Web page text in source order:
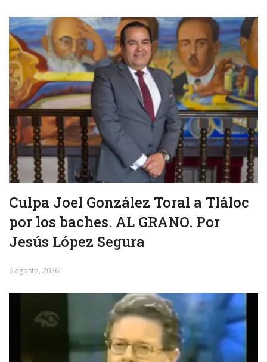
Culpa Joel González Toral a Tláloc
por los baches. AL GRANO. Por
Jesús López Segura
6 agosto, 2026